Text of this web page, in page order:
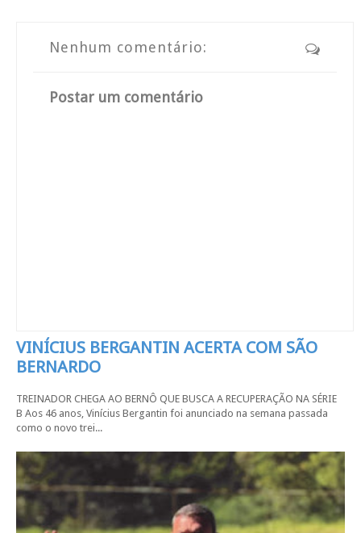
Nenhum comentário:
Postar um comentário
VINÍCIUS BERGANTIN ACERTA COM SÃO
BERNARDO
TREINADOR CHEGA AO BERNÔ QUE BUSCA A RECUPERAÇÃO NA SÉRIE
B Aos 46 anos, Vinícius Bergantin foi anunciado na semana passada
como o novo trei...